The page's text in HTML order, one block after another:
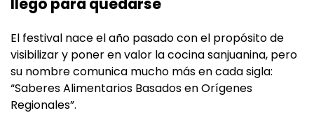
El festival nace el año pasado con el propósito de
visibilizar y poner en valor la cocina sanjuanina, pero
su nombre comunica mucho más en cada sigla:
“Saberes Alimentarios Basados en Orígenes
Regionales”.